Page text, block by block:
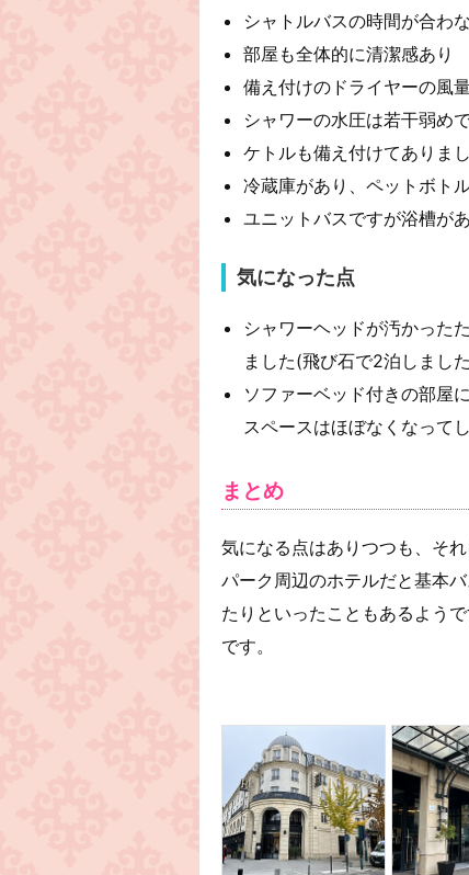
シャトルバスの時間が合わ
部屋も全体的に清潔感あり
備え付けのドライヤーの風
シャワーの水圧は若干弱め
ケトルも備え付けてありま
冷蔵庫があり、ペットボト
ユニットバスですが浴槽が
気になった点
シャワーヘッドが汚かった
ました(飛び石で2泊しまし
ソファーベッド付きの部屋
スペースはほぼなくなって
まとめ
気になる点はありつつも、そ
パーク周辺のホテルだと基本
たりといったこともあるよう
です。